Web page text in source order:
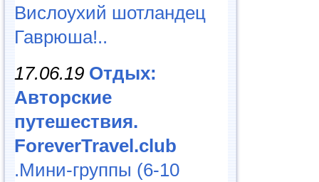
Вислоухий шотландец
Гаврюша!..
17.06.19 Отдых:
Авторские
путешествия.
ForeverTravel.club
.Мини-группы (6-10